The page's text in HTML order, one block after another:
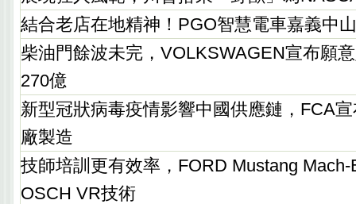
結合老店在地精神！PGO智慧電車嘉義中
柴油門餘波未完，VOLKSWAGEN宣布願
270億
新型冠狀病毒疫情影響中國供應鏈，FCA
廠製造
技師培訓更有效率，FORD Mustang
OSCH VR技術